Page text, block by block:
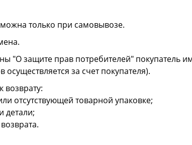
только при самовывозе.
"О защите прав потребителей" покупатель
осуществляется за счет покупателя).
возврату:
отсутствующей товарной упаковке;
детали;